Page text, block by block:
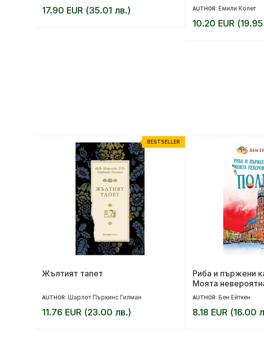
17.90 EUR (35.01 лв.) AUTHOR: Емили Колет
10.20 EUR
BESTSELLER
Жълтият тапет
AUTHOR: Шарлот Пъркинс Гилман
11.76 EUR (23.00 лв.)
Риба и пържени
Моята
Полша
AUTHOR: Бен Ейткен
8.18 EUR (16.00